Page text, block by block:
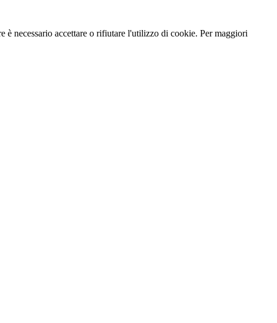
necessario accettare o rifiutare l'utilizzo di cookie. Per maggiori